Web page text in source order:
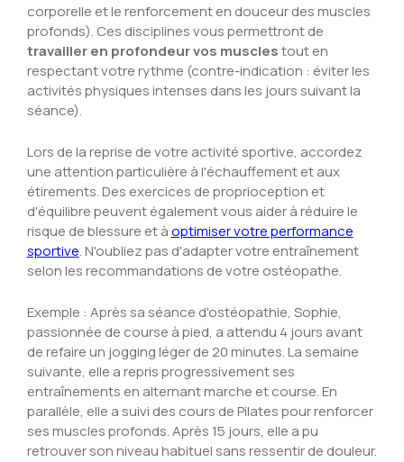
corporelle et le renforcement en douceur des muscles
profonds). Ces disciplines vous permettront de
travailler en profondeur vos musclestout en
respectant votre rythme (contre-indication : éviter les
activités physiques intenses dans les jours suivant la
séance).
Lors de la reprise de votre activité sportive, accordez
une attention particulière à l'échauffement et aux
étirements. Des exercices de proprioception et
d'équilibre peuvent également vous aider à réduire le
risque de blessure et àoptimiser votre performance
sportive. N'oubliez pas d'adapter votre entraînement
selon les recommandations de votre ostéopathe.
Exemple : Après sa séance d'ostéopathie, Sophie,
passionnée de course à pied, a attendu 4 jours avant
de refaire un jogging léger de 20 minutes. La semaine
suivante, elle a repris progressivement ses
entraînements en alternant marche et course. En
parallèle, elle a suivi des cours de Pilates pour renforcer
ses muscles profonds. Après 15 jours, elle a pu
retrouver son niveau habituel sans ressentir de douleur.